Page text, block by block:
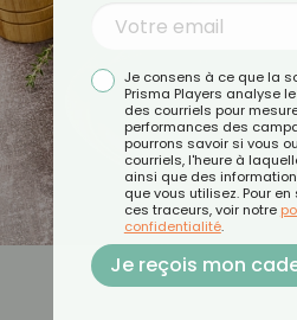
Je consens à ce que la
Prisma Players analyse
des courriels pour
performances des
pourrons savoir si vous
courriels, l'heure à
ainsi que des
que vous utilisez. Pour
ces traceurs, voir notre
confidentialité.
Je reçois mon